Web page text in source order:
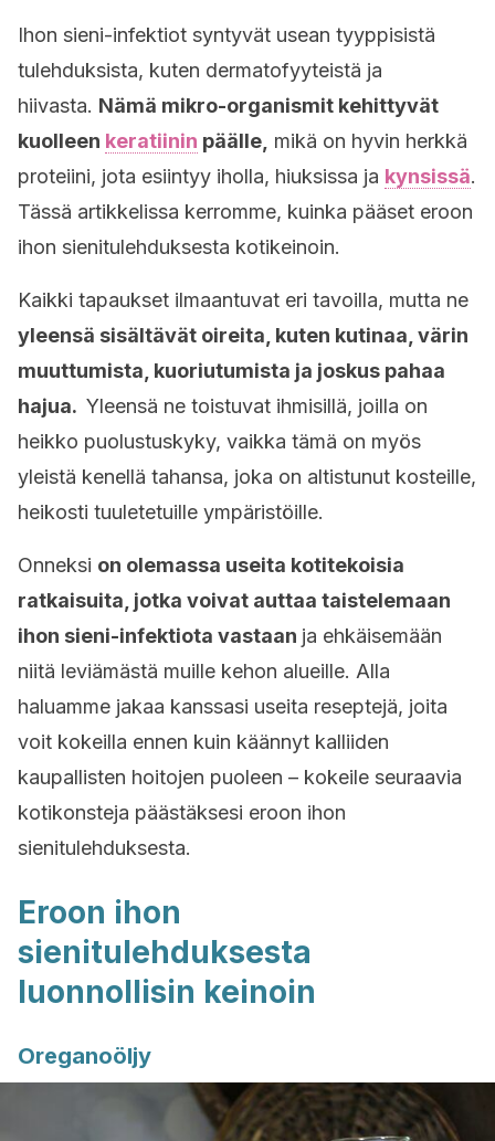
Ihon sieni-infektiot syntyvät usean tyyppisistä
tulehduksista, kuten dermatofyyteistä ja
hiivasta. Nämä mikro-organismit kehittyvät
kuolleen keratiinin päälle, mikä on hyvin herkkä
proteiini, jota esiintyy iholla, hiuksissa ja kynsissä.
Tässä artikkelissa kerromme, kuinka pääset eroon
ihon sienitulehduksesta kotikeinoin.
Kaikki tapaukset ilmaantuvat eri tavoilla, mutta ne
yleensä sisältävät oireita, kuten kutinaa, värin
muuttumista, kuoriutumista ja joskus pahaa
hajua. Yleensä ne toistuvat ihmisillä, joilla on
heikko puolustuskyky, vaikka tämä on myös
yleistä kenellä tahansa, joka on altistunut kosteille,
heikosti tuuletetuille ympäristöille.
Onneksi on olemassa useita kotitekoisia
ratkaisuita, jotka voivat auttaa taistelemaan
ihon sieni-infektiota vastaan ja ehkäisemään
niitä leviämästä muille kehon alueille. Alla
haluamme jakaa kanssasi useita reseptejä, joita
voit kokeilla ennen kuin käännyt kalliiden
kaupallisten hoitojen puoleen – kokeile seuraavia
kotikonsteja päästäksesi eroon ihon
sienitulehduksesta.
Eroon ihon
sienitulehduksesta
luonnollisin keinoin
Oreganoöljy